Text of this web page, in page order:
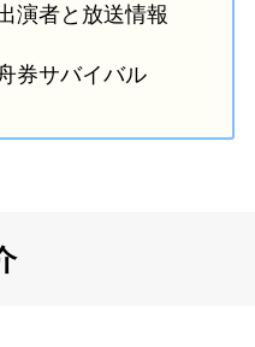
演者と放送情報
券サバイバル